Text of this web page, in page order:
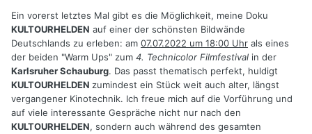
Ein vorerst letztes Mal gibt es die Möglichkeit, meine Doku
KULTOURHELDEN auf einer der schönsten Bildwände
Deutschlands zu erleben: am 07.07.2022 um 18:00 Uhr als eines
der beiden "Warm Ups" zum 4. Technicolor Filmfestival in der
Karlsruher Schauburg. Das passt thematisch perfekt, huldigt
KULTOURHELDEN zumindest ein Stück weit auch alter, längst
vergangener Kinotechnik. Ich freue mich auf die Vorführung und
auf viele interessante Gespräche nicht nur nach den
KULTOURHELDEN, sondern auch während des gesamten